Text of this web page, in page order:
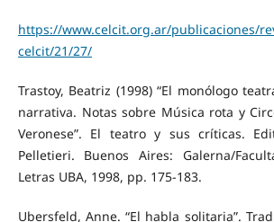
https://www.celcit.org.ar/publicaciones/
celcit/21/27/
Trastoy, Beatriz (1998) “El monólogo
narrativa. Notas sobre Música rota y
Veronese”. El teatro y sus críticas.
Pelletieri. Buenos Aires: Galerna/
Letras UBA, 1998, pp. 175-183.
Ubersfeld, Anne. “El habla solitaria”.